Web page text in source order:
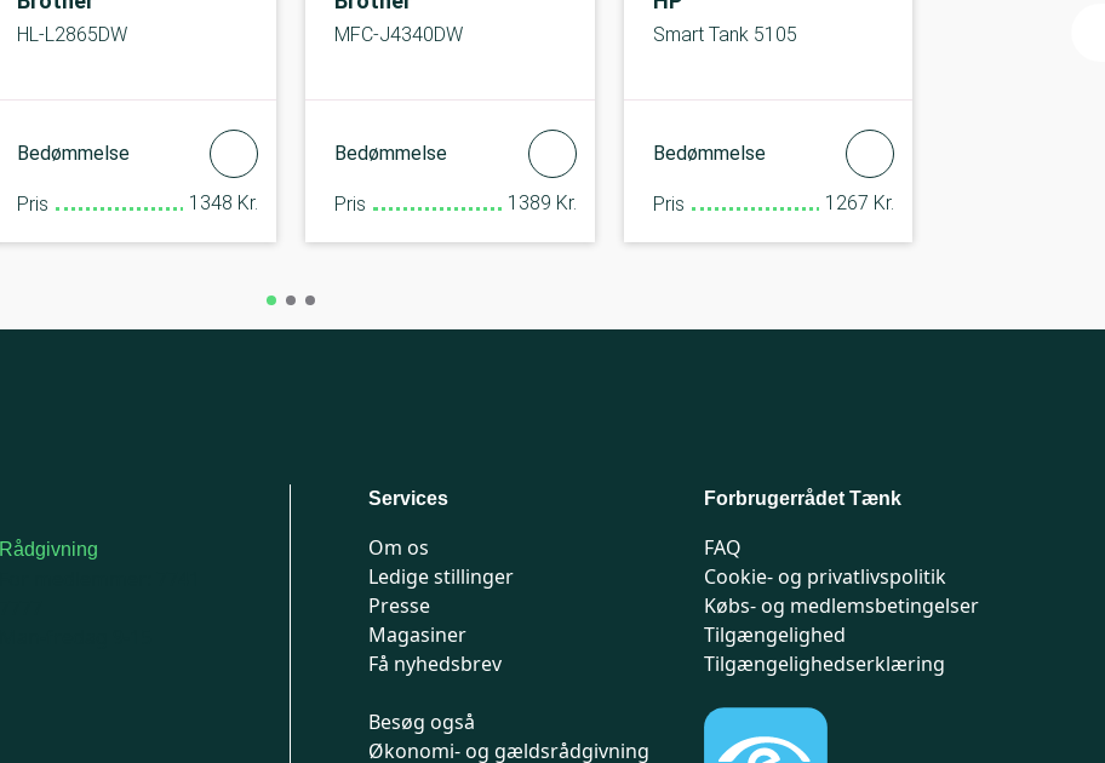
HL-L2865DW
Bedømmelse
Pris 1348 Kr.
MFC-J4340DW
Bedømmelse
Pris 1389 Kr.
Smart Tank 5105
Bedømmelse
Pris 1267 Kr.
Rådgivning
Services
Om os
Ledige stillinger
Presse
Magasiner
Få nyhedsbrev
Besøg også
Økonomi- og gældsrådgivning
Forbrugerrådet Tænk
FAQ
Cookie- og privatlivspolitik
Købs- og medlemsbetingelser
Tilgængelighed
Tilgængelighedserklæring